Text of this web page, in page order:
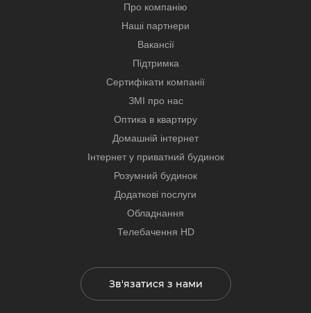
Про компанію
Наші партнери
Вакансії
Підтримка
Сертифікати компанії
ЗМІ про нас
Оптика в квартиру
Домашній інтернет
Інтернет у приватний будинок
Розумний будинок
Додаткові послуги
Обладнання
Телебачення HD
Зв'язатися з нами